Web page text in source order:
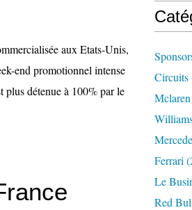
aux Etats-Unis,
end promotionnel intense
détenue à 100% par le
Circuits
Mclaren
Ferrari
Le
Red